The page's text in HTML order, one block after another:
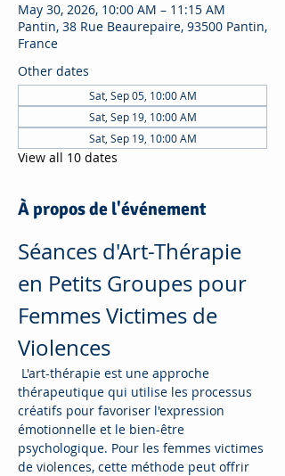
May 30, 2026, 10:00 AM – 11:15 AM
Pantin, 38 Rue Beaurepaire, 93500 Pantin,
France
Other dates
Sat, Sep 05, 10:00 AM
Sat, Sep 19, 10:00 AM
Sat, Sep 19, 10:00 AM
View all 10 dates
À propos de l'événement
Séances d'Art-Thérapie
en Petits Groupes pour
Femmes Victimes de
Violences
L'art-thérapie est une approche
thérapeutique qui utilise les processus
créatifs pour favoriser l'expression
émotionnelle et le bien-être
psychologique. Pour les femmes victimes
de violences, cette méthode peut offrir